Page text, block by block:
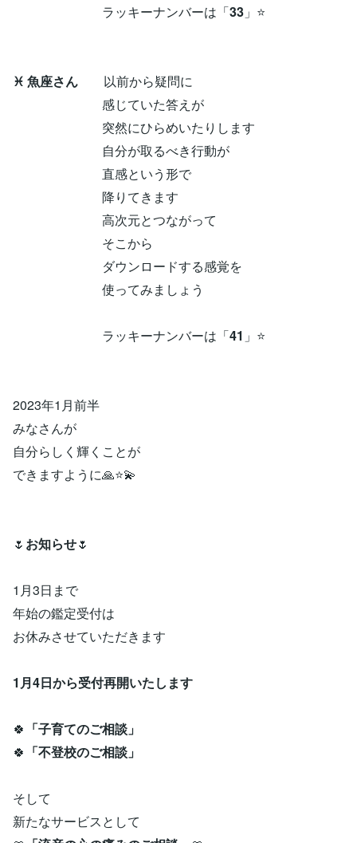
ラッキーナンバーは「33 」⭐
♓ 魚座さん 以前から疑問に
感じていた答えが
突然にひらめいたりします
自分が取るべき行動が
直感という形で
降りてきます
高次元とつながって
そこから
ダウンロードする感覚を
使ってみましょう
ラッキーナンバーは「41 」⭐
2023年1月前半
みなさんが
自分らしく輝くことが
できますように🙏⭐💫
🌷 お知らせ🌷
1月3日まで
年始の鑑定受付は
お休みさせていただきます
1月4日から受付再開いたします
🍀 「子育てのご相談」
🍀 「不登校のご相談」
そして
新たなサービスとして